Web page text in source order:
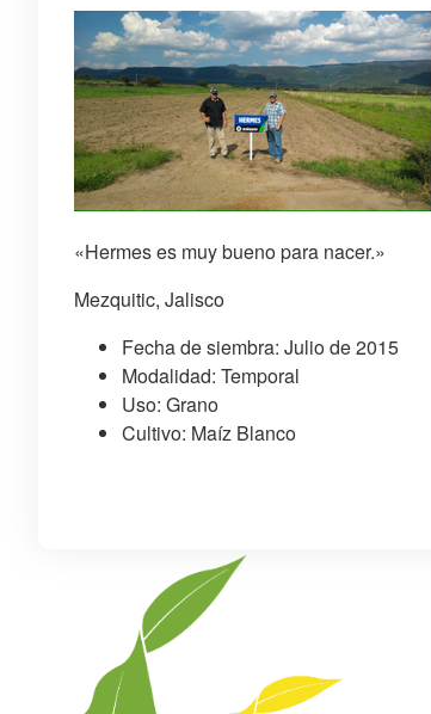
«Hermes es muy bueno para nacer.»
Mezquitic, Jalisco
Fecha de siembra: Julio de 2015
Modalidad: Temporal
Uso: Grano
Cultivo: Maíz Blanco